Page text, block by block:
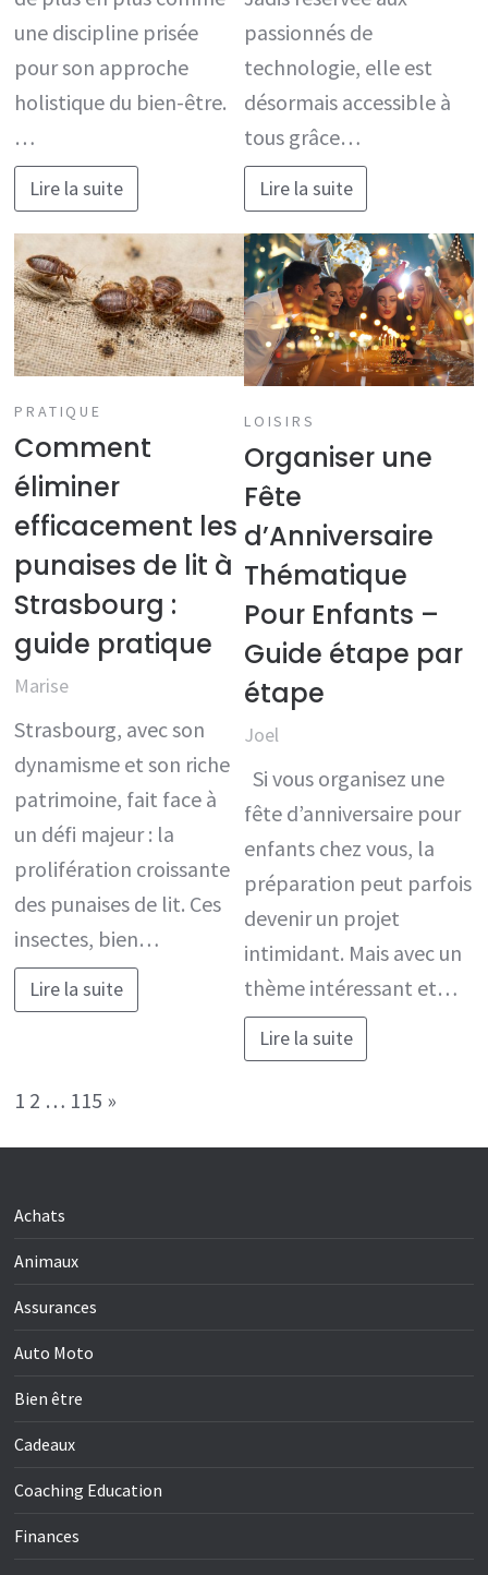
une discipline prisée
pour son approche
holistique du bien-être.
…
Lire la suite
passionnés de
technologie, elle est
désormais accessible à
tous grâce…
Lire la suite
PRATIQUE
Comment
éliminer
efficacement les
punaises de lit à
Strasbourg :
guide pratique
Marise
Strasbourg, avec son
dynamisme et son riche
patrimoine, fait face à
un défi majeur : la
prolifération croissante
des punaises de lit. Ces
insectes, bien…
Lire la suite
LOISIRS
Organiser une
Fête
d’Anniversaire
Thématique
Pour Enfants –
Guide étape par
étape
Joel
Si vous organisez une
fête d’anniversaire pour
enfants chez vous, la
préparation peut parfois
devenir un projet
intimidant. Mais avec un
thème intéressant et…
Lire la suite
Page:
1 2 … 115 Next
»
Achats
Animaux
Assurances
Auto Moto
Bien être
Cadeaux
Coaching Education
Finances